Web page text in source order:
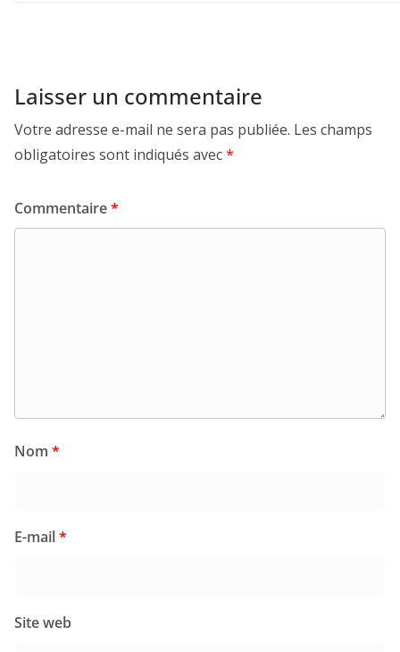
Laisser un commentaire
Votre adresse e-mail ne sera pas publiée. Les champs
obligatoires sont indiqués avec*
Commentaire*
Nom *
E-mail*
Site web